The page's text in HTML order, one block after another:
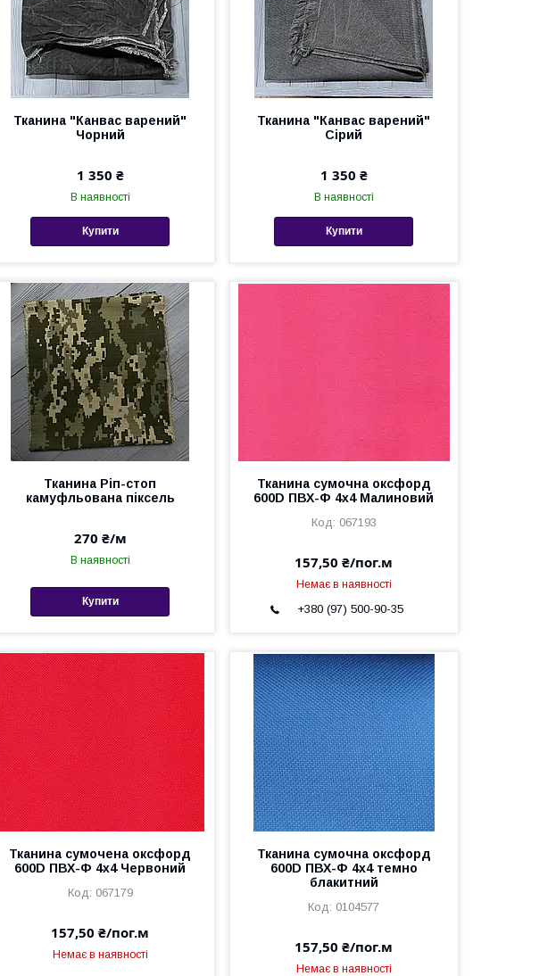
Тканина "Канвас варений"
Чорний
1 350 ₴
В наявності
Купити
Тканина "Канвас варений"
Сірий
1 350 ₴
В наявності
Купити
Тканина Ріп-стоп
камуфльована піксель
270 ₴/м
В наявності
Купити
Тканина сумочна оксфорд
600D ПВХ-Ф 4x4 Малиновий
067193
157,50 ₴/пог.м
Немає в наявності
+380 (97) 500-90-35
Тканина сумочена оксфорд
600D ПВХ-Ф 4x4 Червоний
067179
157,50 ₴/пог.м
Немає в наявності
Тканина сумочна оксфорд
600D ПВХ-Ф 4x4 темно
блакитний
0104577
157,50 ₴/пог.м
Немає в наявності